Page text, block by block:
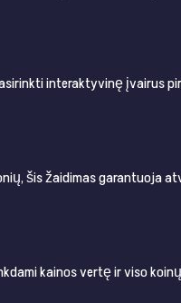
interaktyvinę įvairus
šis žaidimas garantuoja
kainos vertę ir viso